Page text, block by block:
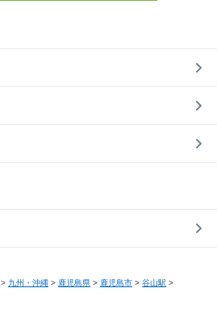
> 九州・沖縄 > 鹿児島県 > 鹿児島市 > 谷山駅 >